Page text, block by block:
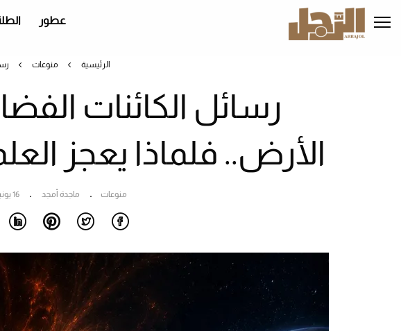
إلى
المحتوى
عطور
الرئيسية منوعات
رسائل الكائنات
الأرض.. فلماذا يعجز
منوعات ماجدة أمجد 16 يونيو 2026